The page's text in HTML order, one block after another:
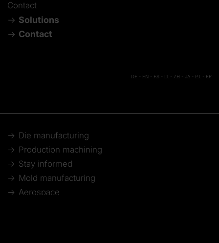
Contact
Solutions
Contact
DE EN ES IT ZH JA PT FR
Die manufacturing
Production machining
Stay informed
Mold manufacturing
Aerospace